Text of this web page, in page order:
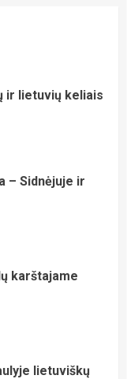
ir lietuvių keliais
– Sidnėjuje ir
karštajame
lietuviškų